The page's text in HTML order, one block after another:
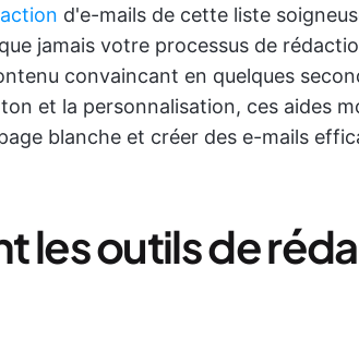
d'e-mails de cette liste
jamais votre processus de
convaincant en quelques
et la personnalisation, ces aides
blanche et créer des e-mails
les outils de